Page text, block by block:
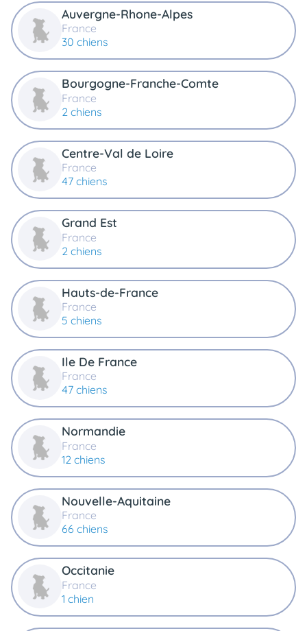
Assurances
Connexion
Auvergne-Rhone-Alpes
France
30 chiens
Bourgogne-Franche-Comte
France
2 chiens
Centre-Val de Loire
France
47 chiens
Grand Est
France
2 chiens
Hauts-de-France
France
5 chiens
Ile De France
France
47 chiens
Normandie
France
12 chiens
Nouvelle-Aquitaine
France
66 chiens
Occitanie
France
1 chien